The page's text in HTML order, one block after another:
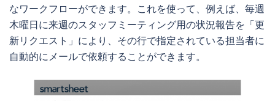
なワークフローができます。これを使って、例えば、毎週
木曜日に来週のスタッフミーティング用の状況報告を「更
新リクエスト」により、その行で指定されている担当者に
自動的にメールで依頼することができます。